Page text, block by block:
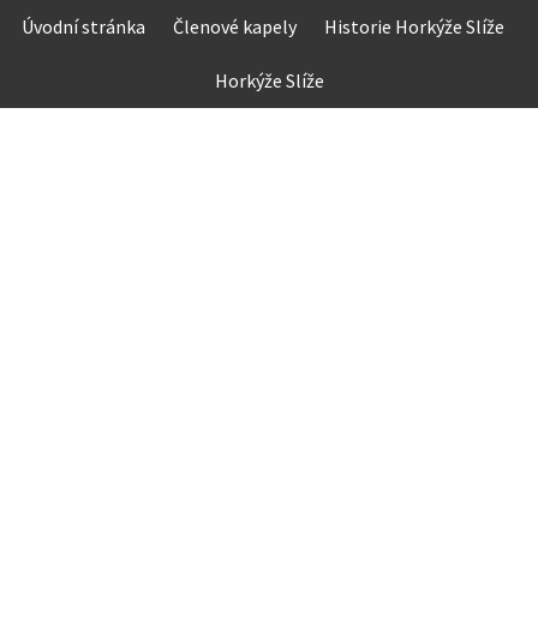
Skip
Úvodní stránka Členové kapely Historie Horkýže Slíže
Horkýže Slíže